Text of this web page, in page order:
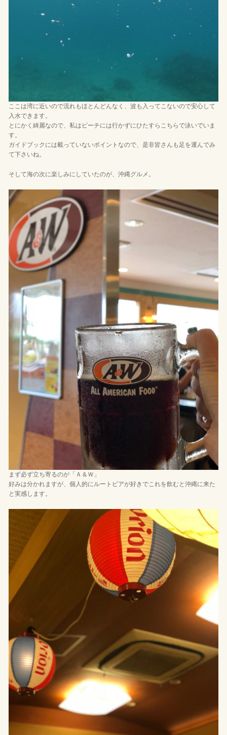
ここは湾に近いので流れもほとんどんなく、波も入ってこないので安心して
入水できます。
とにかく綺麗なので、私はビーチには行かずにひたすらこちらで泳いでいま
す。
ガイドブックには載っていないポイントなので、是非皆さんも足を運んでみ
て下さいね。
そして海の次に楽しみにしていたのが、沖縄グルメ。
まず必ず立ち寄るのが「Ａ＆Ｗ」
好みは分かれますが、個人的にルートビアが好きでこれを飲むと沖縄に来た
と実感します。